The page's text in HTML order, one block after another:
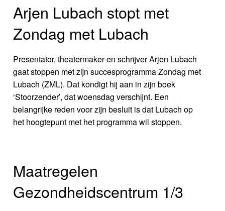
Arjen Lubach stopt met
Zondag met Lubach
Presentator, theatermaker en schrijver Arjen Lubach
gaat stoppen met zijn succesprogramma Zondag met
Lubach (ZML). Dat kondigt hij aan in zijn boek
‘Stoorzender’, dat woensdag verschijnt. Een
belangrijke reden voor zijn besluit is dat Lubach op
het hoogtepunt met het programma wil stoppen.
Maatregelen
Gezondheidscentrum 1/3